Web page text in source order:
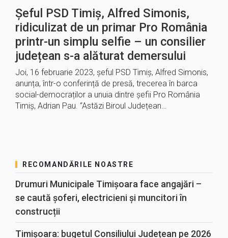
Șeful PSD Timiș, Alfred Simonis,
ridiculizat de un primar Pro România
printr-un simplu selfie – un consilier
județean s-a alăturat demersului
Joi, 16 februarie 2023, șeful PSD Timiș, Alfred Simonis,
anunța, într-o conferință de presă, trecerea în barca
social-democraților a unuia dintre șefii Pro România
Timiș, Adrian Pau. “Astăzi Biroul Județean…
RECOMANDĂRILE NOASTRE
Drumuri Municipale Timișoara face angajări –
se caută șoferi, electricieni și muncitori în
construcții
Timișoara: bugetul Consiliului Județean pe 2026